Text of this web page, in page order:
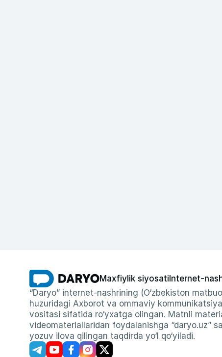
Maxfiylik siyosati Internet-
“Daryo” internet-nashrining (O‘zbekiston
huzuridagi Axborot va ommaviy
vositasi sifatida ro‘yxatga olingan. Matnli
videomateriallaridan foydalanishga “daryo.uz”
yozuv ilova qilingan taqdirda yo‘l qo‘yiladi.